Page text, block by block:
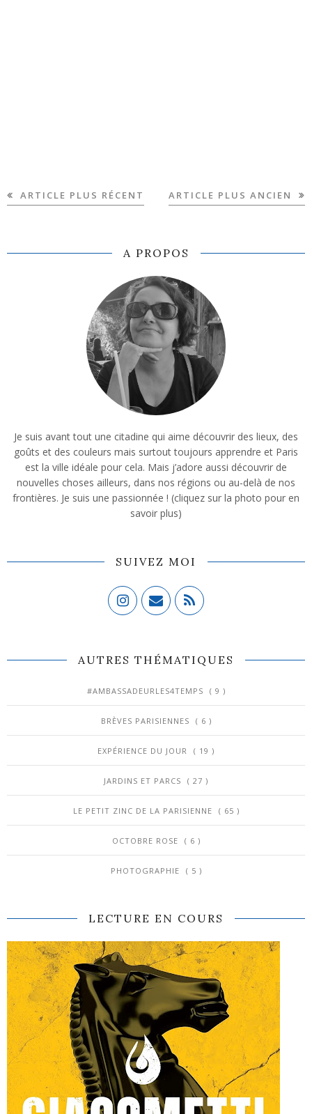
ARTICLE PLUS RÉCENT ARTICLE PLUS ANCIEN
A PROPOS
Je suis avant tout une citadine qui aime découvrir des lieux, des
goûts et des couleurs mais surtout toujours apprendre et Paris
est la ville idéale pour cela. Mais j’adore aussi découvrir de
nouvelles choses ailleurs, dans nos régions ou au-delà de nos
frontières. Je suis une passionnée ! (cliquez sur la photo pour en
savoir plus)
SUIVEZ MOI
AUTRES THÉMATIQUES
#AMBASSADEURLES4TEMPS ( 9 )
BRÈVES PARISIENNES ( 6 )
EXPÉRIENCE DU JOUR ( 19 )
JARDINS ET PARCS ( 27 )
LE PETIT ZINC DE LA PARISIENNE ( 65 )
OCTOBRE ROSE ( 6 )
PHOTOGRAPHIE ( 5 )
LECTURE EN COURS